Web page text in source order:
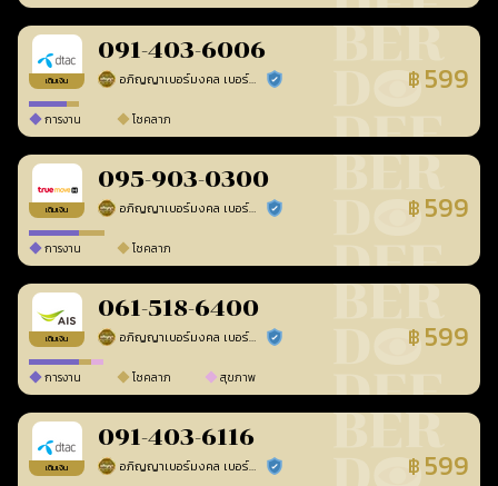
เติมเงิน
091-403-6006
อภิญญาเบอร์มงคล เบอร์สวยเลขศาสตร์ ร้านยืนยันแล้ว ฿ 599
การงาน โชคลาภ
เติมเงิน
095-903-0300
อภิญญาเบอร์มงคล เบอร์สวยเลขศาสตร์ ร้านยืนยันแล้ว ฿ 599
การงาน โชคลาภ
เติมเงิน
061-518-6400
อภิญญาเบอร์มงคล เบอร์สวยเลขศาสตร์ ร้านยืนยันแล้ว ฿ 599
การงาน โชคลาภ สุขภาพ
เติมเงิน
091-403-6116
อภิญญาเบอร์มงคล เบอร์สวยเลขศาสตร์ ร้านยืนยันแล้ว ฿ 599